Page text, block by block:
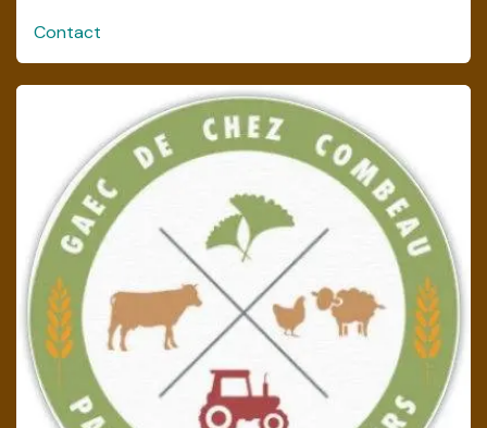
Contact
Chambre d'hôte (ouverture en mars
2025)